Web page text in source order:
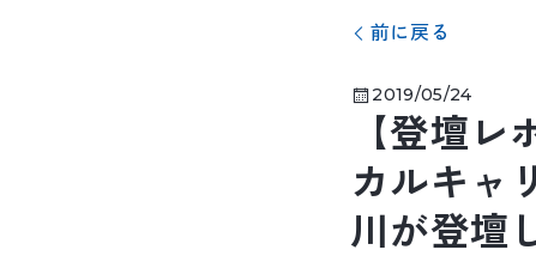
前に戻る
2019/05/24
【登壇
カルキャ
川が登壇